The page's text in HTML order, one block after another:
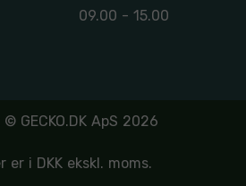
09.00 - 15.00
GECKO.DK ApS 2026
er i DKK ekskl. moms.